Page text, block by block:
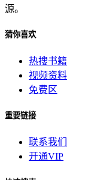
源。
猜你喜欢
热搜书籍
视频资料
免费区
重要链接
联系我们
开通VIP